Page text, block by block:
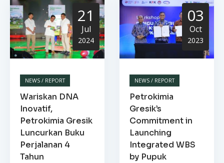
21
Jul
2024
NEWS / REPORT
Wariskan DNA
Inovatif,
Petrokimia Gresik
Luncurkan Buku
Perjalanan 4
Tahun
03
Oct
2023
NEWS / REPORT
Petrokimia
Gresik’s
Commitment in
Launching
Integrated WBS
by Pupuk